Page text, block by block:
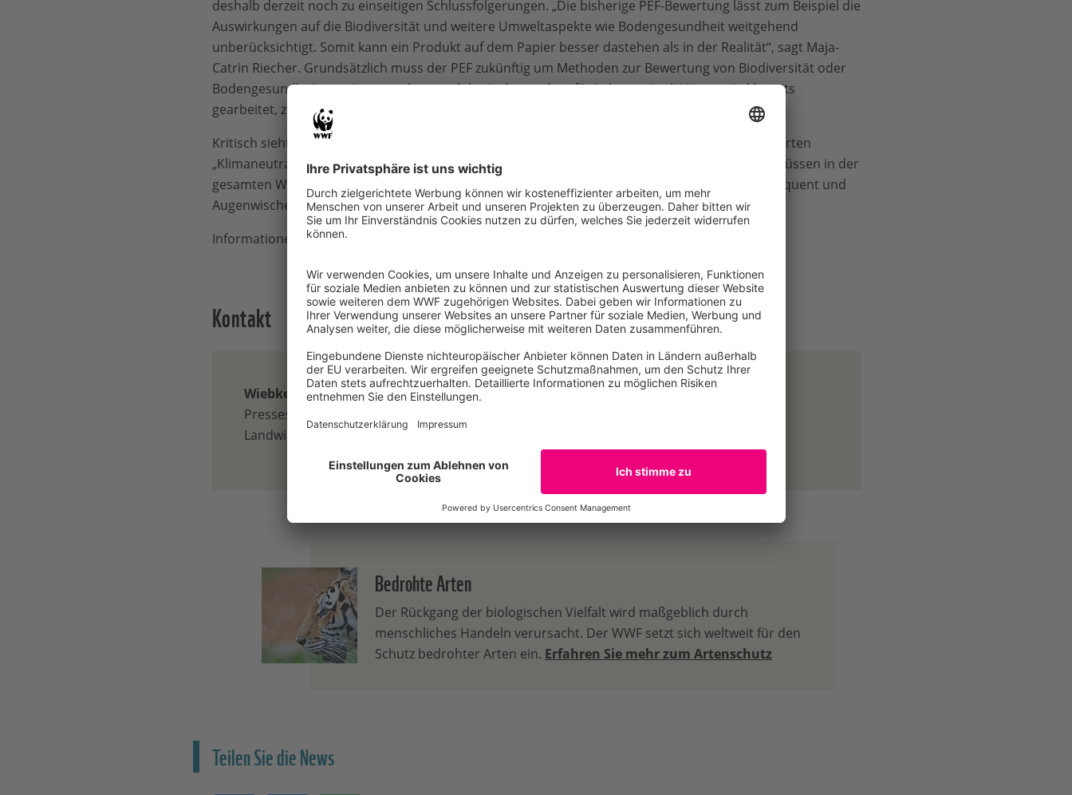
deshalb derzeit noch zu einseitigen Schlussfolgerungen. „Die bisherige PEF-Bewertung lässt zum Beispiel die
Auswirkungen auf die Biodiversität und weitere Umweltaspekte wie Bodengesundheit weitgehend
unberücksichtigt. Somit kann ein Produkt auf dem Papier besser dastehen als in der Realität“, sagt Maja-
Catrin Riecher. Grundsätzlich muss der PEF zukünftig um Methoden zur Bewertung von Biodiversität oder
Bodengesundheit erweitert werden - und das insbesondere für Lebensmittel. Hieran wird bereits
gearbeitet, zum Beispiel im BMUV-geförderten Projekt “Climate Impact of Foods”(CLIF).
Kritisch sieht der WWF auch, dass die Kommission der Kennzeichnung mit kompensationsbasierten
„Klimaneutralität“-Claims keinen kompletten Riegel vorschiebt. „CO2-Reduktionsmaßnahmen müssen in der
gesamten Wertschöpfungskette umgesetzt und nachgewiesen werden, alles andere ist inkonsequent und
Augenwischerei gegenüber den Verbraucherinnen und Verbrauchern“, so Riecher.
Informationen zum CLIF-Projekt: www.food-impacts.com
Kontakt
Wiebke Elbe
Pressesprecherin für Ernährung,
Landwirtschaft, Bergbau / Berlin
E-Mail
@ElbeWWF auf Twitter
Bedrohte Arten
Der Rückgang der biologischen Vielfalt wird maßgeblich durch
menschliches Handeln verursacht. Der WWF setzt sich weltweit für den
Schutz bedrohter Arten ein. Erfahren Sie mehr zum Artenschutz
Teilen Sie die News